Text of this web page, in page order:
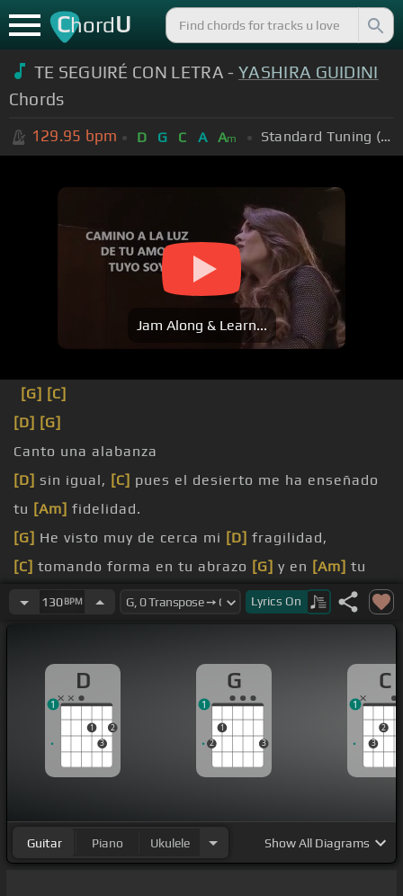
ChordU
TE SEGUIRÉ CON LETRA - YASHIRA GUIDINI
Chords
129.95 bpm D G C A Am Standard Tuning (EADGBE)
Jam Along & Learn...
[G] [C]
[D] [G]
Canto una alabanza
[D] sin igual, [C] pues el desierto me ha enseñado
tu [Am] fidelidad.
[G] He visto muy de cerca mi [D] fragilidad,
[C] tomando forma en tu abrazo [G] y en [Am] tu
sanidad.
[G] [C]
130BPM Lyrics On
D
1
3
2
1
G
2
1
3
1
C
3
2
1
Guitar Piano Ukulele ShowAll Diagrams